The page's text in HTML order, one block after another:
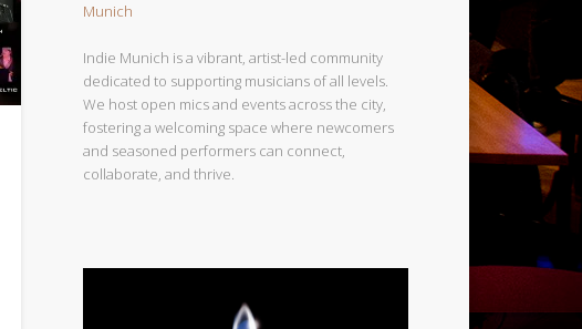
Munich
Indie Munich is a vibrant, artist-led community
dedicated to supporting musicians of all levels.
We host open mics and events across the city,
fostering a welcoming space where newcomers
and seasoned performers can connect,
collaborate, and thrive.